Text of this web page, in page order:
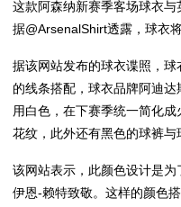
这款阿森纳新赛季客场球衣
据@ArsenalShirt透露，球衣
据该网站发布的球衣谍照，
的线条搭配，球衣品牌阿迪
用白色，在下赛季统一简化
花纹，此外还有黑色的球裤与
该网站表示，此颜色设计是
伊恩-赖特致敬。这样的颜色